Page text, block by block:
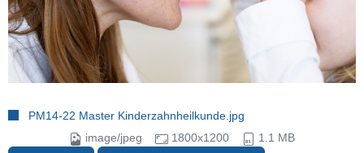
PM14-22 Master Kinderzahnheilkunde.jpg
image/jpeg
1800x1200 1.1 MB